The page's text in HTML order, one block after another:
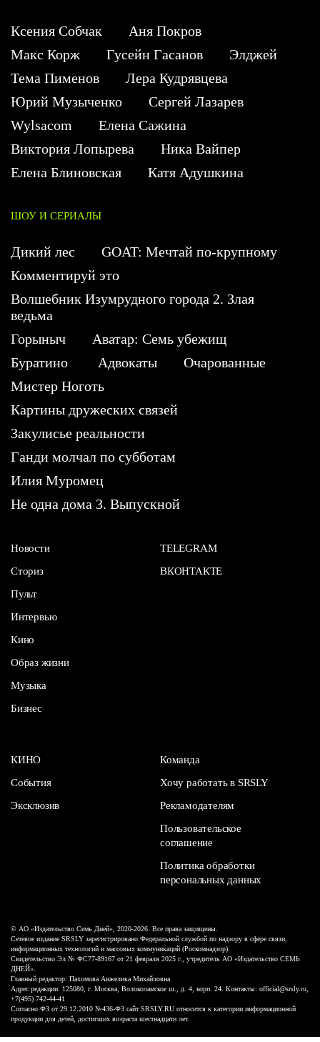
Ксения Собчак
Аня Покров
Макс Корж
Гусейн Гасанов
Элджей
Тема Пименов
Лера Кудрявцева
Юрий Музыченко
Сергей Лазарев
Wylsacom
Елена Сажина
Виктория Лопырева
Ника Вайпер
Елена Блиновская
Катя Адушкина
ШОУ И СЕРИАЛЫ
Дикий лес
GOAT: Мечтай по-крупному
Комментируй это
Волшебник Изумрудного города 2. Злая
ведьма
Горыныч
Аватар: Семь убежищ
Буратино
Адвокаты
Очарованные
Мистер Ноготь
Картины дружеских связей
Закулисье реальности
Ганди молчал по субботам
Илия Муромец
Не одна дома 3. Выпускной
Новости
Сториз
Пульт
Интервью
Кино
Образ жизни
Музыка
Бизнес
TELEGRAM
ВКОНТАКТЕ
КИНО
События
Эксклюзив
Команда
Хочу работать в SRSLY
Рекламодателям
Пользовательское
соглашение
Политика обработки
персональных данных
© АО «Издательство Семь Дней», 2020-2026. Все права защищены.
Сетевое издание SRSLY зарегистрировано Федеральной службой по надзору в сфере связи,
информационных технологий и массовых коммуникаций (Роскомнадзор).
Свидетельство Эл № ФС77-89167 от 21 февраля 2025 г., учредитель АО «Издательство СЕМЬ
ДНЕЙ».
Главный редактор: Пахомова Анжелика Михайловна
Адрес редакции: 125080, г. Москва, Волоколамское ш., д. 4, корп. 24. Контакты: official@srsly.ru,
+7(495) 742-44-41
Согласно ФЗ от 29.12.2010 №436-ФЗ сайт SRSLY.RU относится к категории информационной
продукции для детей, достигших возраста шестнадцати лет.